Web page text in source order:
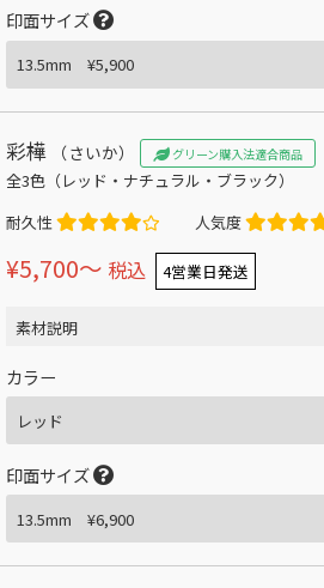
印面サイズ
彩樺 （さいか） グリーン購入法適合商品
全3色（レッド・ナチュラル・ブラック）
耐久性
人気度
¥5,700〜 税込 4営業日発送
素材説明
カラー
印面サイズ